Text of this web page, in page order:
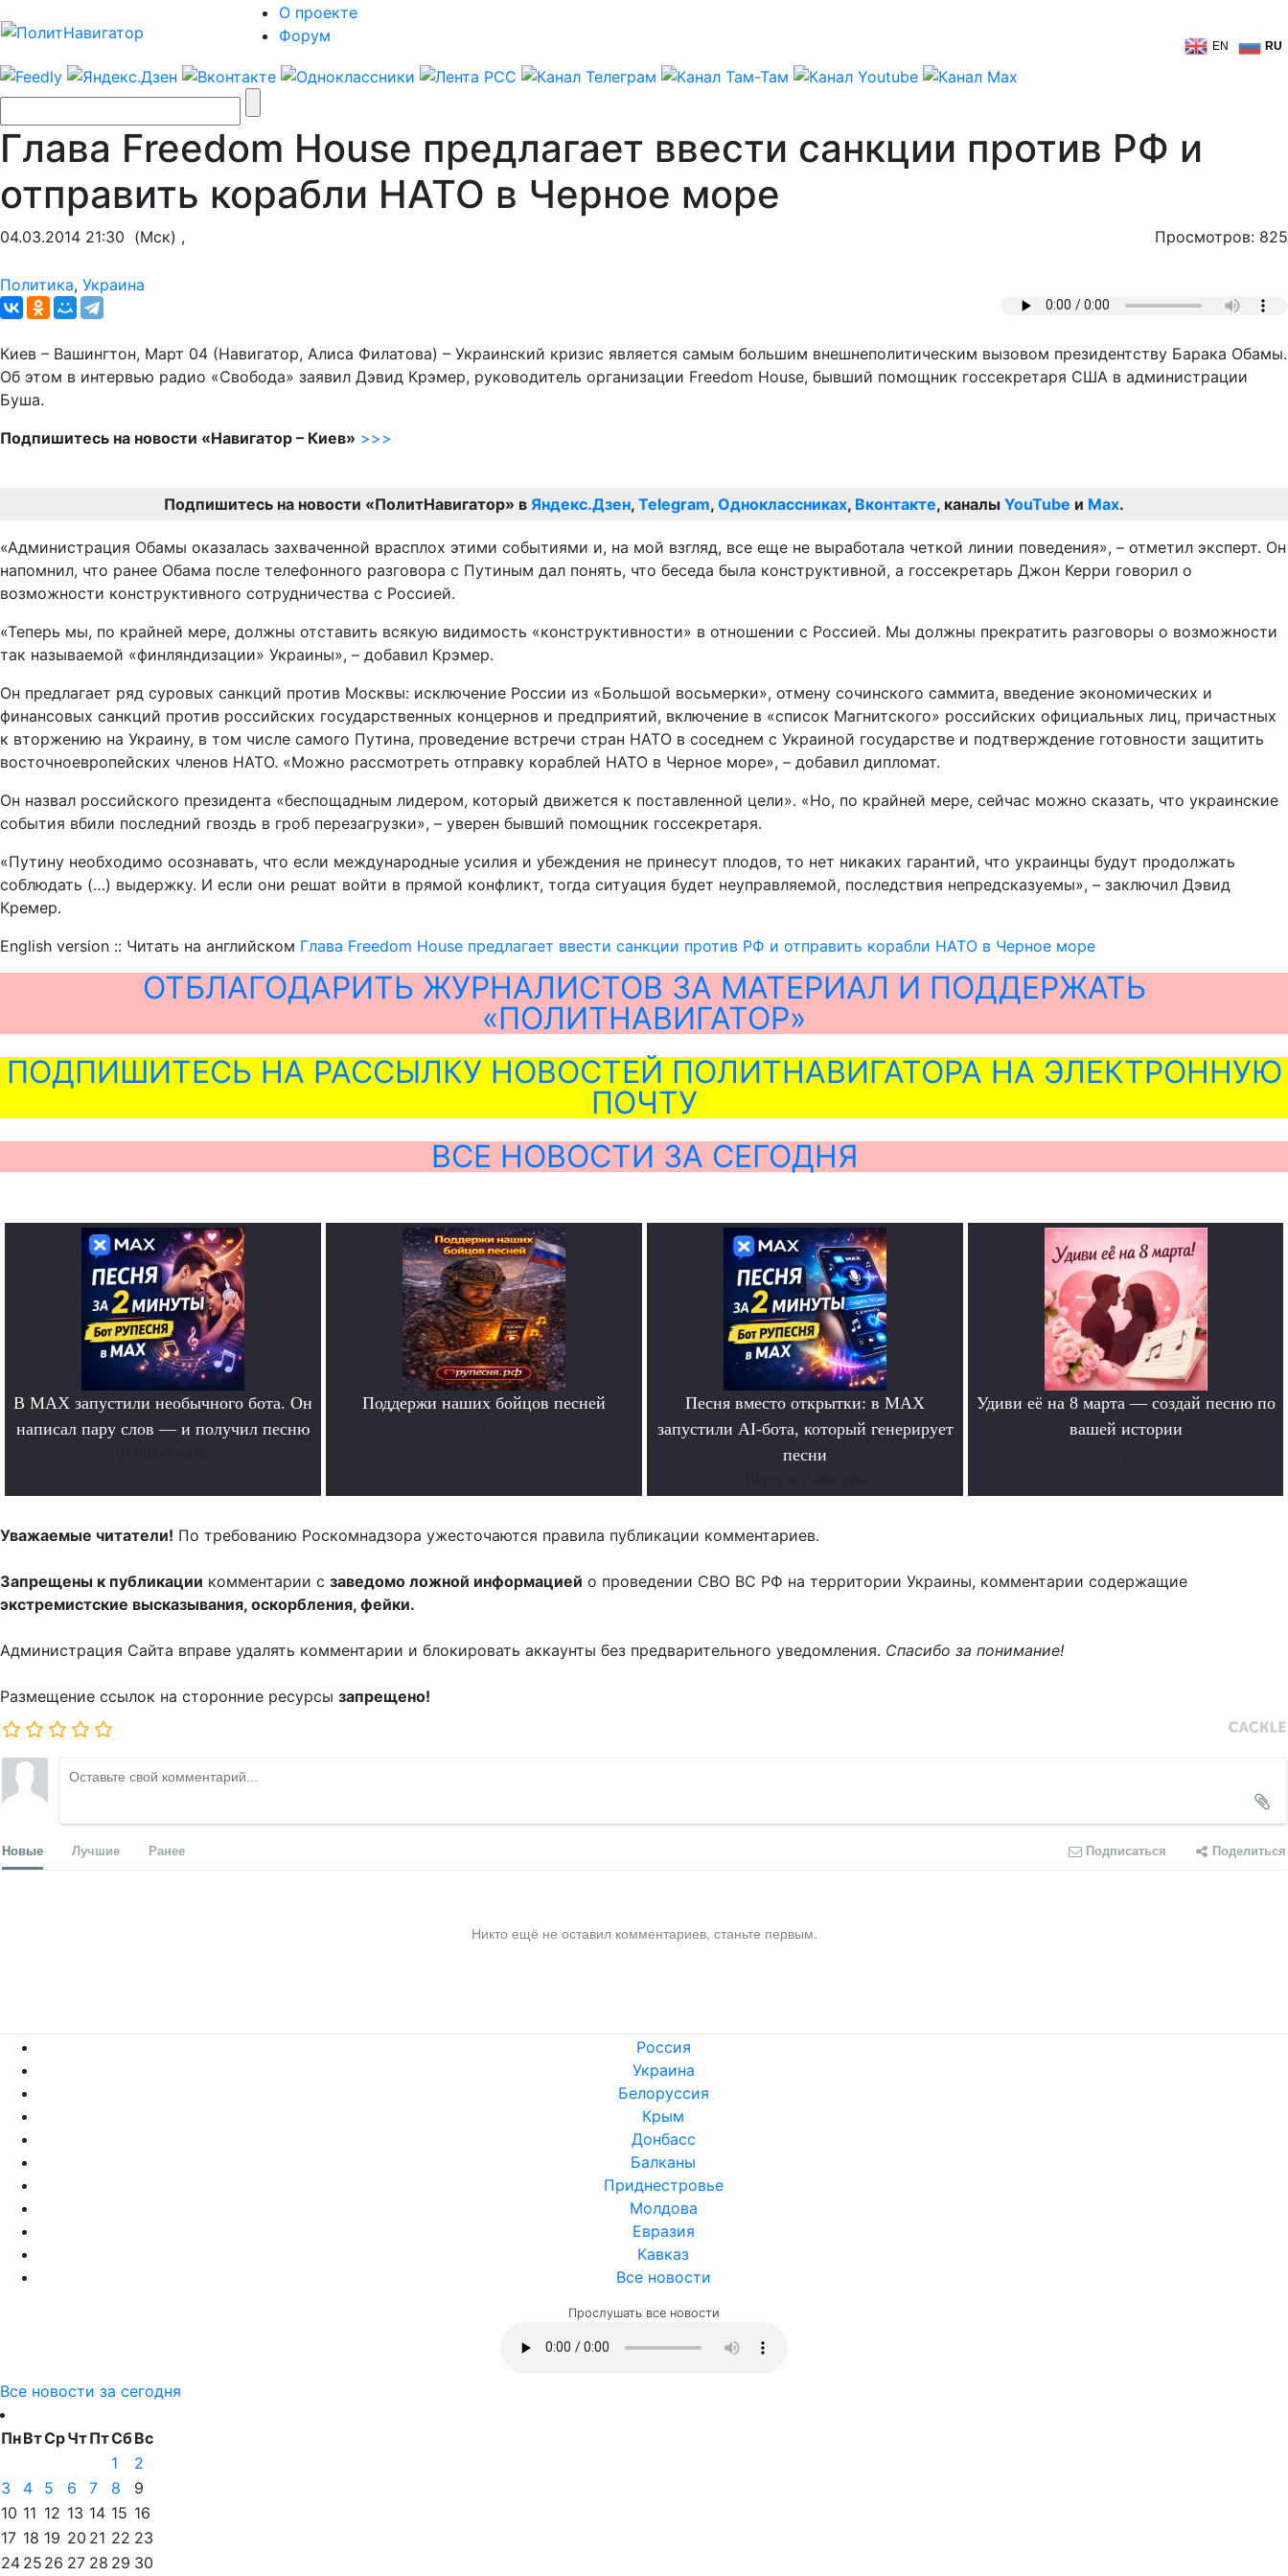
О проекте
Форум
EN RU
Глава Freedom House предлагает ввести санкции против РФ и
отправить корабли НАТО в Черное море
04.03.2014 21:30 (Мск) , Просмотров: 825
Политика, Украина
Киев – Вашингтон, Март 04 (Навигатор, Алиса Филатова) – Украинский кризис является самым большим внешнеполитическим вызовом президентству Барака Обамы.
Об этом в интервью радио «Свобода» заявил Дэвид Крэмер, руководитель организации Freedom House, бывший помощник госсекретаря США в администрации
Буша.
Подпишитесь на новости «Навигатор – Киев» >>>
Подпишитесь на новости «ПолитНавигатор» в Яндекс.Дзен, Telegram, Одноклассниках, Вконтакте, каналы YouTube и Max.
«Администрация Обамы оказалась захваченной врасплох этими событиями и, на мой взгляд, все еще не выработала четкой линии поведения», – отметил эксперт. Он
напомнил, что ранее Обама после телефонного разговора с Путиным дал понять, что беседа была конструктивной, а госсекретарь Джон Керри говорил о
возможности конструктивного сотрудничества с Россией.
«Теперь мы, по крайней мере, должны отставить всякую видимость «конструктивности» в отношении с Россией. Мы должны прекратить разговоры о возможности
так называемой «финляндизации» Украины», – добавил Крэмер.
Он предлагает ряд суровых санкций против Москвы: исключение России из «Большой восьмерки», отмену сочинского саммита, введение экономических и
финансовых санкций против российских государственных концернов и предприятий, включение в «список Магнитского» российских официальных лиц, причастных
к вторжению на Украину, в том числе самого Путина, проведение встречи стран НАТО в соседнем с Украиной государстве и подтверждение готовности защитить
восточноевропейских членов НАТО. «Можно рассмотреть отправку кораблей НАТО в Черное море», – добавил дипломат.
Он назвал российского президента «беспощадным лидером, который движется к поставленной цели». «Но, по крайней мере, сейчас можно сказать, что украинские
события вбили последний гвоздь в гроб перезагрузки», – уверен бывший помощник госсекретаря.
«Путину необходимо осознавать, что если международные усилия и убеждения не принесут плодов, то нет никаких гарантий, что украинцы будут продолжать
соблюдать (…) выдержку. И если они решат войти в прямой конфликт, тогда ситуация будет неуправляемой, последствия непредсказуемы», – заключил Дэвид
Кремер.
English version :: Читать на английском Глава Freedom House предлагает ввести санкции против РФ и отправить корабли НАТО в Черное море
ОТБЛАГОДАРИТЬ ЖУРНАЛИСТОВ ЗА МАТЕРИАЛ И ПОДДЕРЖАТЬ
«ПОЛИТНАВИГАТОР»
ПОДПИШИТЕСЬ НА РАССЫЛКУ НОВОСТЕЙ ПОЛИТНАВИГАТОРА НА ЭЛЕКТРОННУЮ
ПОЧТУ
ВСЕ НОВОСТИ ЗА СЕГОДНЯ
В MAX запустили необычного бота. Он
написал пару слов — и получил песню
Поддержи наших бойцов песней
Песня вместо открытки: в MAX
запустили AI-бота, который генерирует
песни
Удиви её на 8 марта — создай песню по
вашей истории
Уважаемые читатели! По требованию Роскомнадзора ужесточаются правила публикации комментариев.
Запрещены к публикации комментарии с заведомо ложной информацией о проведении СВО ВС РФ на территории Украины, комментарии содержащие
экстремистские высказывания, оскорбления, фейки.
Администрация Сайта вправе удалять комментарии и блокировать аккаунты без предварительного уведомления. Спасибо за понимание!
Размещение ссылок на сторонние ресурсы запрещено!
Новые Лучшие Ранее Подписаться Поделиться
Никто ещё не оставил комментариев, станьте первым.
Россия
Украина
Белоруссия
Крым
Донбасс
Балканы
Приднестровье
Молдова
Евразия
Кавказ
Все новости
Прослушать все новости
Все новости за сегодня
ПнВтСрЧтПтСбВс
1
2
3
4 5 6 7 8
9
10 11 12 13 14 15 16
17 18 19 20 21 22 23
24 25 26 27 28 29 30